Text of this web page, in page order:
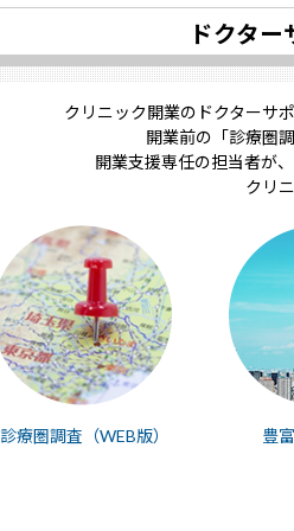
ドクタ
クリニック開業のドクターサ
開業前の「診療圏
開業支援専任の担当者が
クリ
診療圏調査（WEB版） 豊